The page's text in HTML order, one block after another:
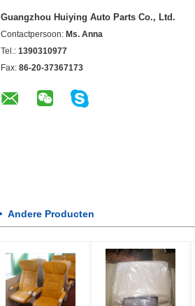
Guangzhou Huiying Auto Parts Co., Ltd.
Contactpersoon: Ms. Anna
Tel.: 1390310977
Fax: 86-20-37367173
Andere Producten